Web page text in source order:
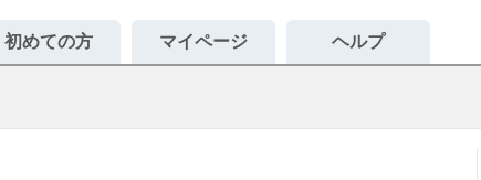
初めての方 マイページ ヘルプ